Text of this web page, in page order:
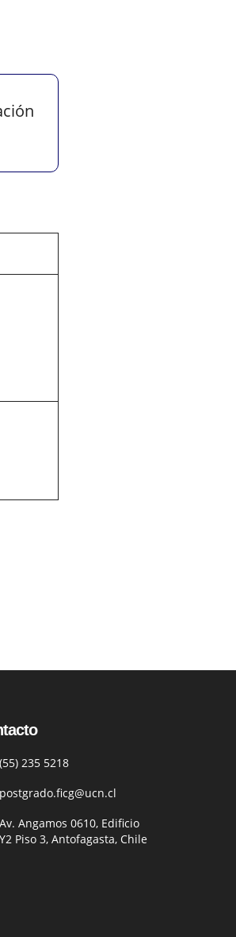
(55) 235 5218
postgrado.ficg@ucn.cl
Av. Angamos 0610, Edificio
Y2 Piso 3, Antofagasta, Chile